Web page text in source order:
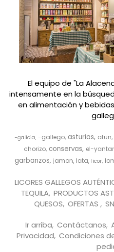
El equipo de "La
intensamente en la
en alimentación y
-galicia -gallego asturias atun
chorizo conservas el-
garbanzos jamon lata licor
LICORES GALLEGOS
TEQUILA PRODUCTOS
QUESOS OFERTAS
Ir arriba Contáctanos
Privacidad Condiciones